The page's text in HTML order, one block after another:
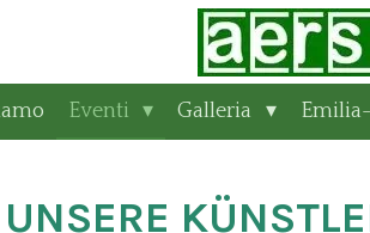
Eventi Galleria